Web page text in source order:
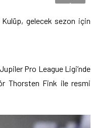
Kulüp, gelecek sezon için
Pro League Ligi’nde
Thorsten Fink ile resmi